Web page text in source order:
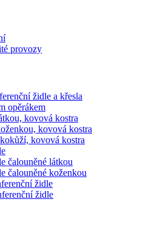
provozy
židle a křesla
opěrákem
kovová kostra
kovová kostra
kovová kostra
čalouněné látkou
čalouněné koženkou
židle
židle